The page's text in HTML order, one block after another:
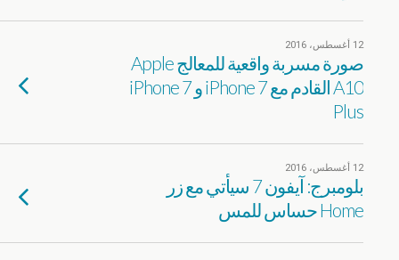
12 أغسطس، 2016
صورة مسربة واقعية للمعالج Apple
A10 القادم مع iPhone 7 و iPhone 7
Plus
12 أغسطس، 2016
بلومبرج: آيفون 7 سيأتي مع زر
Home حساس للمس